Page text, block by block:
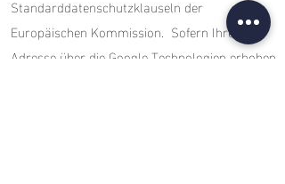
Standarddatenschutzklauseln der
Europäischen Kommission. Sofern Ihre IP-
Adresse über die Google Technologien erhoben